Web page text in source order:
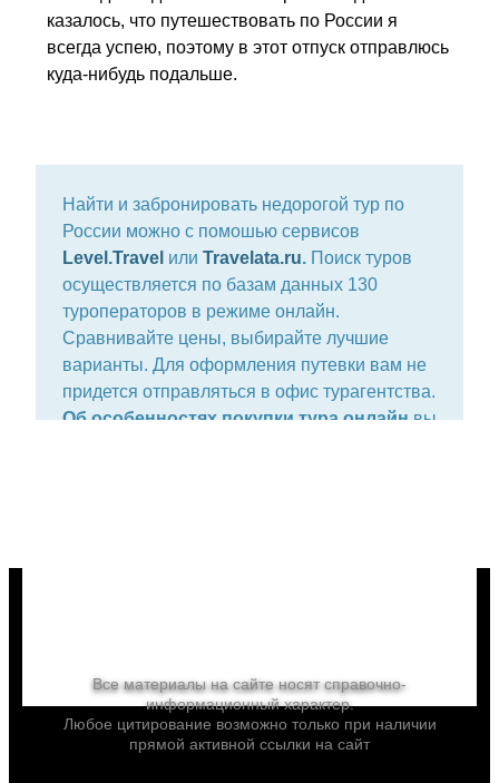
казалось, что путешествовать по России я
всегда успею, поэтому в этот отпуск отправлюсь
куда-нибудь подальше.
Найти и забронировать недорогой тур по
России можно с помошью сервисов
Level.Travel или Travelata.ru. Поиск туров
осуществляется по базам данных 130
туроператоров в режиме онлайн.
Сравнивайте цены, выбирайте лучшие
варианты. Для оформления путевки вам не
придется отправляться в офис турагентства.
Об особенностях покупки тура онлайнвы
Все материалы на сайте носят справочно-
информационный характер.
Любое цитирование возможно только при наличии
прямой активной ссылки на сайт